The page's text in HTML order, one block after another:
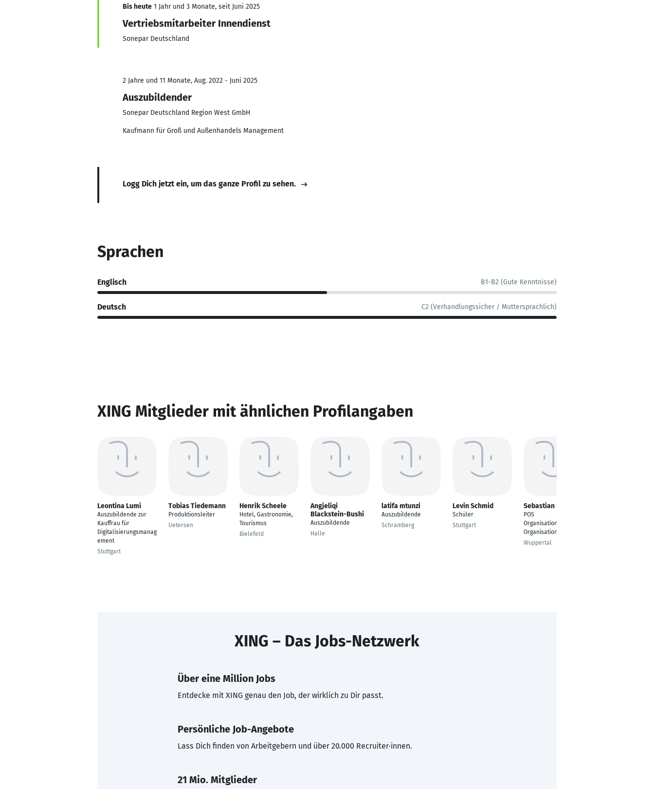
Bis heute 1 Jahr und 3 Monate, seit Juni 2025
Vertriebsmitarbeiter Innendienst
Sonepar Deutschland
2 Jahre und 11 Monate, Aug. 2022 - Juni 2025
Auszubildender
Sonepar Deutschland Region West GmbH
Kaufmann für Groß und Außenhandels Management
Logg Dich jetzt ein, um das ganze Profil zu sehen.
Sprachen
Englisch B1-B2 (Gute Kenntnisse)
Deutsch C2 (Verhandlungssicher / Muttersprachlich)
XING Mitglieder mit ähnlichen Profilangaben
Leontina Lumi
Auszubildende zur
Kauffrau für
Digitalisierungsmanag
ement
Stuttgart
Tobias Tiedemann
Produktionsleiter
Uetersen
Henrik Scheele
Hotel, Gastronomie,
Tourismus
Bielefeld
Angjeliqi
Blackstein-Bushi
Auszubildende
Halle
latifa mtunzi
Auszubildende
Schramberg
Levin Schmid
Schüler
Stuttgart
Sebastian Hecken
POS
Organisation/Messe
Organisation
Wuppertal
XING – Das Jobs-Netzwerk
Über eine Million Jobs
Entdecke mit XING genau den Job, der wirklich zu Dir passt.
Persönliche Job-Angebote
Lass Dich finden von Arbeitgebern und über 20.000 Recruiter·innen.
21 Mio. Mitglieder